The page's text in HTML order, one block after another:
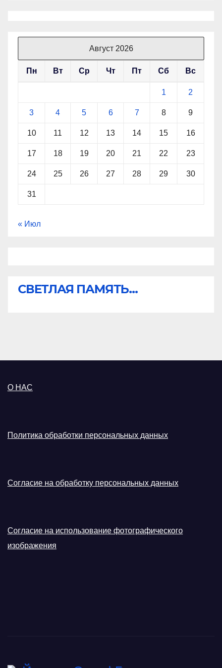
Август 2026
Пн Вт Ср Чт Пт Сб Вс
1 2
3 4 5 6 7 8 9
10 11 12 13 14 15 16
17 18 19 20 21 22 23
24 25 26 27 28 29 30
31
« Июл
СВЕТЛАЯ ПАМЯТЬ...
О НАС
Политика обработки персональных данных
Согласие на обработку персональных данных
Согласие на использование фотографического
изображения